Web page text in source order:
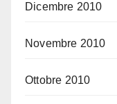
Dicembre 2010
Novembre 2010
Ottobre 2010